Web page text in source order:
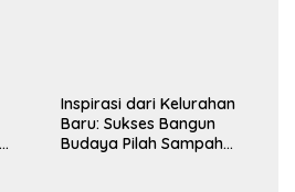
Inspirasi dari Kelurahan
Baru: Sukses Bangun
Budaya Pilah Sampah